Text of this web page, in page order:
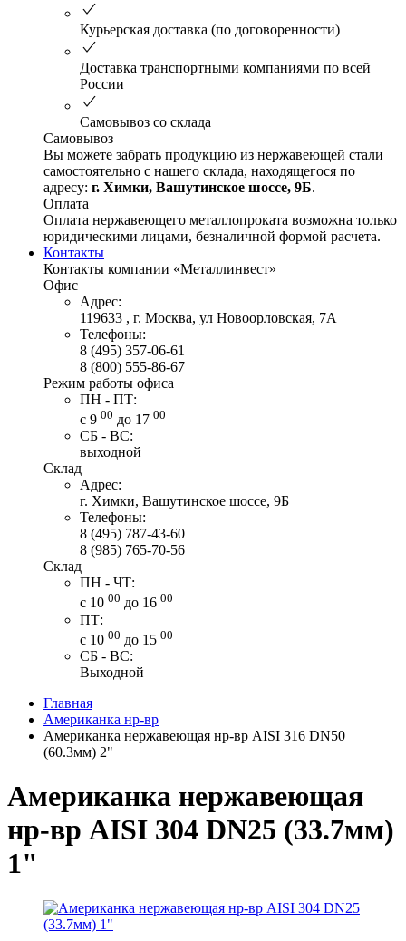
Курьерская доставка (по договоренности)
Доставка транспортными компаниями по всей
России
Самовывоз со склада
Самовывоз
Вы можете забрать продукцию из нержавеющей стали
самостоятельно с нашего склада, находящегося по
адресу: г. Химки, Вашутинское шоссе, 9Б.
Оплата
Оплата нержавеющего металлопроката возможна только
юридическими лицами, безналичной формой расчета.
Контакты
Контакты компании «Металлинвест»
Офис
Адрес:
119633 , г. Москва, ул Новоорловская, 7А
Телефоны:
8 (495) 357-06-61
8 (800) 555-86-67
Режим работы офиса
ПН - ПТ:
с 9 00 до 17 00
СБ - ВС:
выходной
Склад
Адрес:
г. Химки, Вашутинское шоссе, 9Б
Телефоны:
8 (495) 787-43-60
8 (985) 765-70-56
Склад
ПН - ЧТ:
с 10 00 до 16 00
ПТ:
с 10 00 до 15 00
СБ - ВС:
Выходной
Главная
Американка нр-вр
Американка нержавеющая нр-вр AISI 316 DN50
(60.3мм) 2"
Американка нержавеющая
нр-вр AISI 304 DN25 (33.7мм)
1"